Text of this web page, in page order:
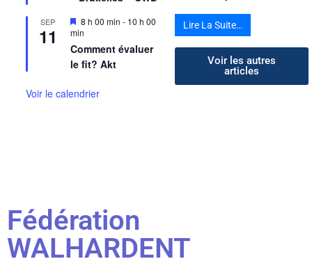
SEP
11
Mis
en
8 h 00 min - 10 h 00
min
Comment évaluer
le fit? Akt
Voir le calendrier
Lire La Suite…
Voir les autres
articles
Fédération
WALHARDENT